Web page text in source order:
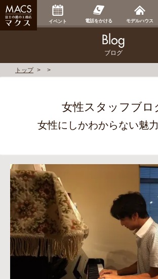
イベント 電話をかける モデルハウス
ブログ
トップ
女性スタッフブロ
女性にしかわからない魅